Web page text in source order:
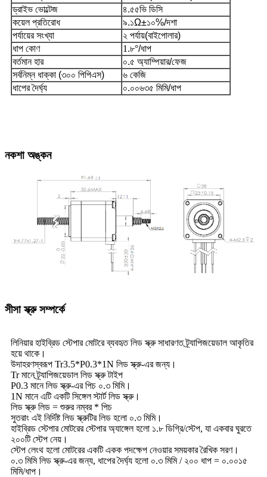
ড্রাইভ ভোল্টেজ
৪.৫৫ভি ডিসি
কয়েল প্রতিরোধ
৯.১Ω±১০%/দশা
পর্যায়ের সংখ্যা
২ পর্যায়(বাইপোলার)
ধাপ কোণ
1 .৮°/ধাপ
বর্তমান হার
০.৫ অ্যাম্পিয়ার/ফেজ
সর্বনিম্ন ধাক্কা (৩০০ পিপিএস)
৬ কেজি
ধাপের দৈর্ঘ্য
০.০০৬৩৫ মিমি/ধাপ
নকশা অঙ্কন
সীসা স্ক্রু সম্পর্কে
লিনিয়ার হাইব্রিড স্টেপার মোটরে ব্যবহৃত লিড স্ক্রু সাধারণত ট্র্যাপিজয়েডাল আকৃতির
হয়ে থাকে।
উদাহরণস্বরূপ Tr3.5*P0.3*1N লিড স্ক্রু-এর জন্য।
Tr মানে ট্র্যাপিজয়েডাল লিড স্ক্রু টাইপ
P0.3 মানে লিড স্ক্রু-এর পিচ ০.৩ মিমি।
1N মানে এটি একটি সিঙ্গেল স্টার্ট লিড স্ক্রু।
লিড স্ক্রু লিড = শুরুর নম্বর * পিচ
সুতরাং এই নির্দিষ্ট লিড স্ক্রুটির লিড হলো ০.৩ মিমি।
হাইব্রিড স্টেপার মোটরের স্টেপার অ্যাঙ্গেল হলো ১.৮ ডিগ্রি/স্টেপ, যা একবার ঘুরতে
২০০টি স্টেপ নেয়।
স্টেপ লেংথ হলো মোটরের একটি একক পদক্ষেপ নেওয়ার সময়কার রৈখিক সরণ।
০.৩ মিমি লিড স্ক্রু-এর জন্য, ধাপের দৈর্ঘ্য হলো ০.৩ মিমি / ২০০ ধাপ = ০.০০১৫
মিমি/ধাপ।